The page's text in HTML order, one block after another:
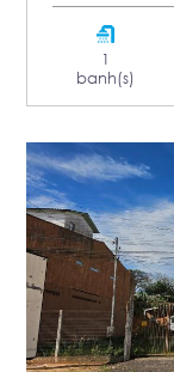
1
banh(s)